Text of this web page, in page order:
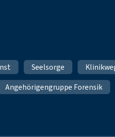
Seelsorge
Angehörigengruppe Forensik